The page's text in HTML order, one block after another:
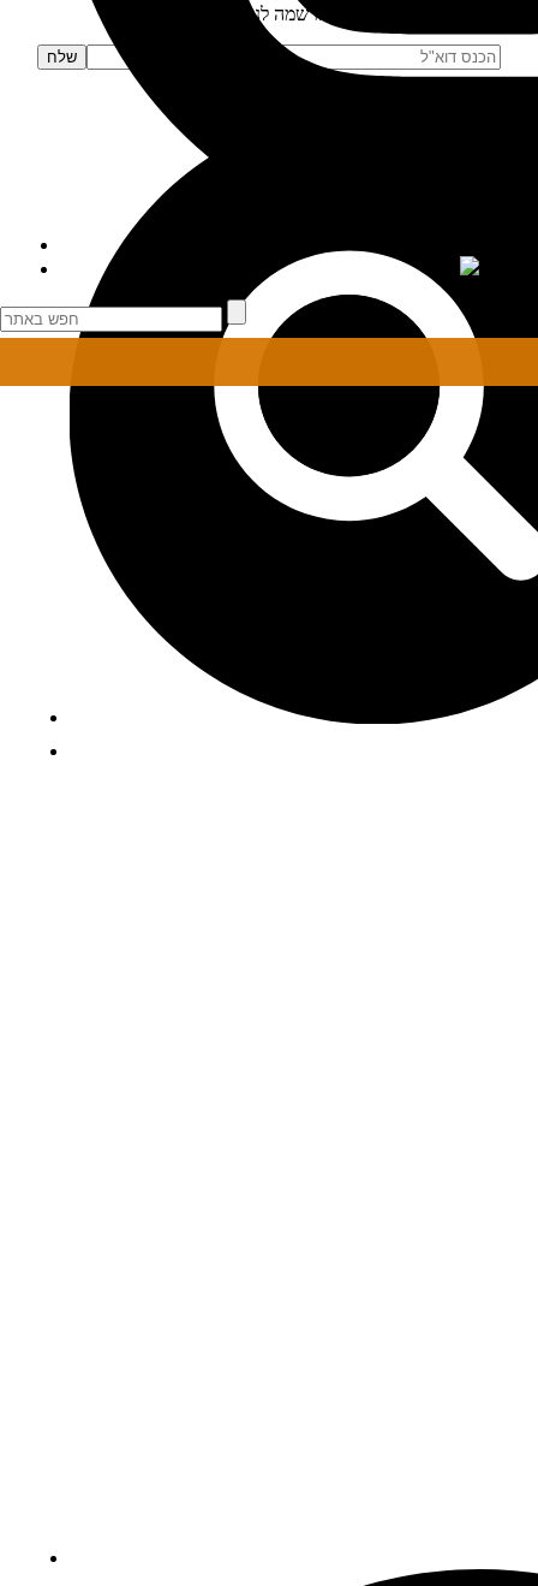
הרשמה לניוזלטר